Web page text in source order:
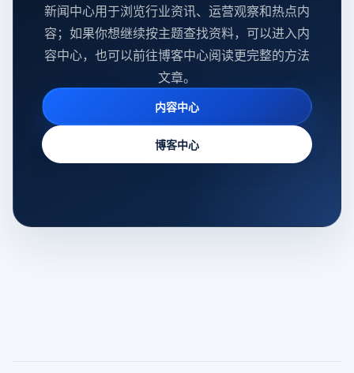
新闻中心用于浏览行业资讯、运营观察和热点内
容；如果你想继续按主题查找资料，可以进入内
容中心，也可以前往博客中心阅读更完整的方法
文章。
内容中心
博客中心